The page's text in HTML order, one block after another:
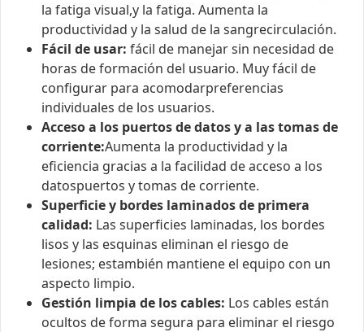
la fatiga visual,y la fatiga. Aumenta la
productividad y la salud de la sangrecirculación.
Fácil de usar: fácil de manejar sin necesidad de
horas de formación del usuario. Muy fácil de
configurar para acomodarpreferencias
individuales de los usuarios.
Acceso a los puertos de datos y a las tomas de
corriente:Aumenta la productividad y la
eficiencia gracias a la facilidad de acceso a los
datospuertos y tomas de corriente.
Superficie y bordes laminados de primera
calidad: Las superficies laminadas, los bordes
lisos y las esquinas eliminan el riesgo de
lesiones; estambién mantiene el equipo con un
aspecto limpio.
Gestión limpia de los cables: Los cables están
ocultos de forma segura para eliminar el riesgo